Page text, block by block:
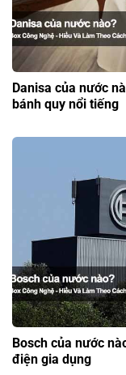
Danisa của nước
bánh quy nổi tiếng
Bosch của nước
điện gia dụng